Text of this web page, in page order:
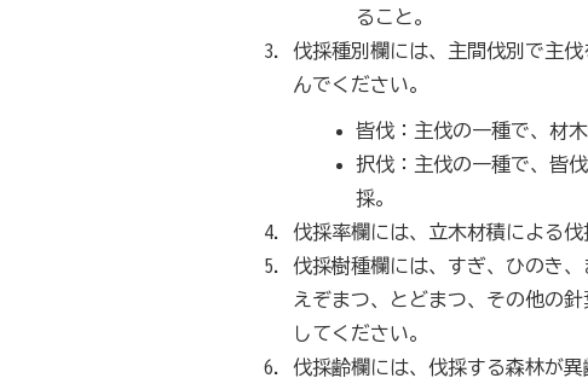
ること。
伐採種別欄には、主間伐別で主
んでください。
皆伐：主伐の一種で、材
択伐：主伐の一種で、皆
採。
伐採率欄には、立木材積による伐
伐採樹種欄には、すぎ、ひのき
えぞまつ、とどまつ、その他の
してください。
伐採齢欄には、伐採する森林が